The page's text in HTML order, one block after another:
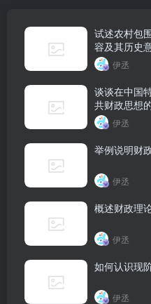
试述农村包
容及其历史意
伊丞
谈谈在中国
共财政思想
伊丞
举例说明财
伊丞
概述财政理
伊丞
如何认识现
伊丞